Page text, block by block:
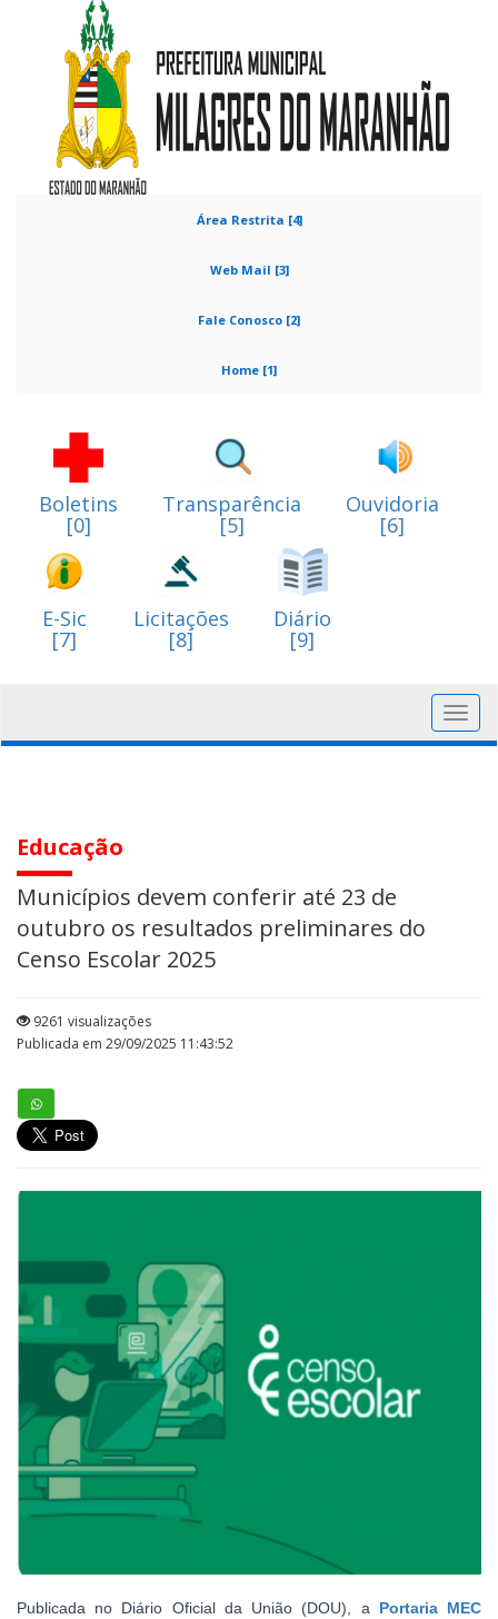
Área Restrita [4]
Web Mail [3]
Fale Conosco [2]
Home [1]
Boletins
[0]
Transparência
[5]
Ouvidoria
[6]
E-Sic
[7]
Licitações
[8]
Diário
[9]
Educação
Municípios devem conferir até 23 de
outubro os resultados preliminares do
Censo Escolar 2025
9261 visualizações
Publicada em 29/09/2025 11:43:52
Publicada no Diário Oficial da União (DOU), a Portaria MEC